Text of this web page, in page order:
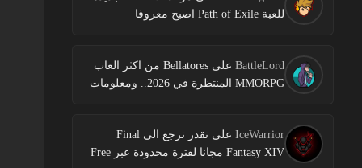
للعبة Path of Exile اصبح معروفا
BattleLord على
Bellatores من اكثر العاب
MMORPG المنتظرة في 2026.. ومعلومات
IceWarrior على
تقدر ترجع الى Final
Fantasy XIV مجانا لفترة محدودة عبر Free